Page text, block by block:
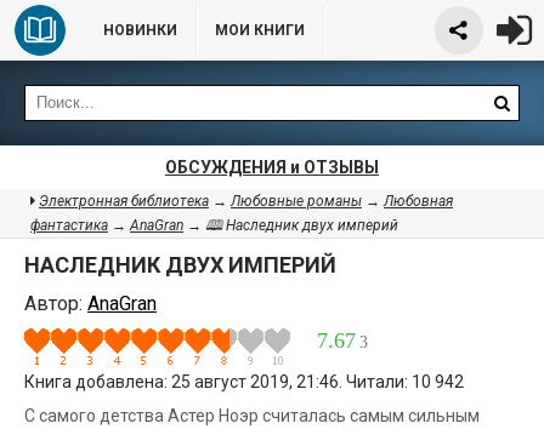
НОВИНКИ МОИ КНИГИ
ОБСУЖДЕНИЯ и ОТЗЫВЫ
Электронная библиотека →Любовные романы →Любовная
фантастика →AnaGran → 🕮 Наследник двух империй
НАСЛЕДНИК ДВУХ ИМПЕРИЙ
Автор: AnaGran
7.67 3
Книга добавлена: 25 август 2019, 21:46. Читали: 10 942
С самого детства Астер Ноэр считалась самым сильным